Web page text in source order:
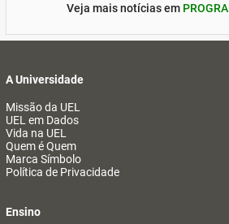
Veja mais notícias em
A Universidade
Missão da UEL
UEL em Dados
Vida na UEL
Quem é Quem
Marca Símbolo
Política de Privacidade
Ensino